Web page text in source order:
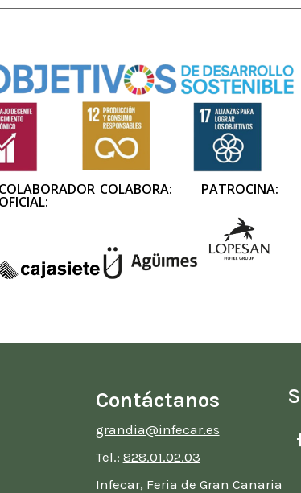
COLABORADOR
OFICIAL:
COLABORA: PATROCINA:
Contáctanos
grandia@infecar.es
Tel.: 828.01.02.03
Infecar, Feria de Gran Canaria